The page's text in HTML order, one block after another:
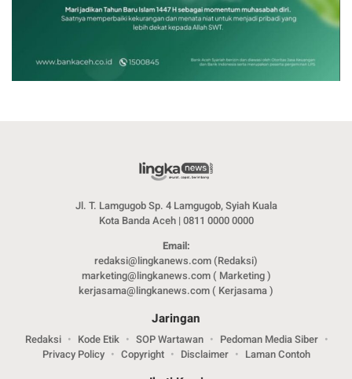
Jl. T. Lamgugob Sp. 4 Lamgugob, Syiah Kuala
Kota Banda Aceh | 0811 0000 0000
Email:
redaksi@lingkanews.com (Redaksi)
marketing@lingkanews.com ( Marketing )
kerjasama@lingkanews.com ( Kerjasama )
Jaringan
Redaksi Kode Etik SOP Wartawan
Pedoman Media Siber
Privacy Policy
Copyright Disclaimer Laman Contoh